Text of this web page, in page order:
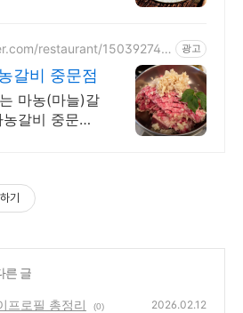
restaurant/150392745
광고
갈비 중문점
마농(마늘)갈
갈비 중문점
기
른 글
프로필 총정리 (0) 2026.02.12